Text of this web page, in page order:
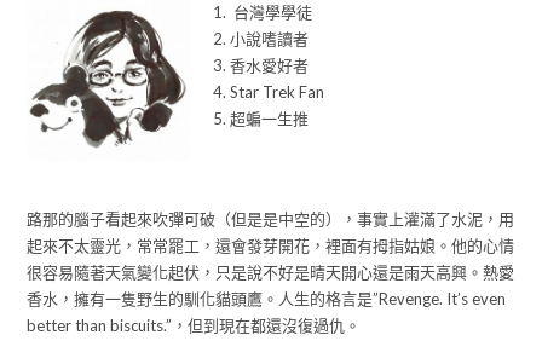
1. 台灣學學徒
2. 小說嗜讀者
3. 香水愛好者
4. Star Trek Fan
5. 超蝙一生推
路那的腦子看起來吹彈可破（但是是中空的），事實上灌滿了水泥，用
起來不太靈光，常常罷工，還會發芽開花，裡面有拇指姑娘。他的心情
很容易隨著天氣變化起伏，只是說不好是晴天開心還是雨天高興。熱愛
香水，擁有一隻野生的馴化貓頭鷹。人生的格言是”Revenge. It’s even
better than biscuits.”，但到現在都還沒復過仇。